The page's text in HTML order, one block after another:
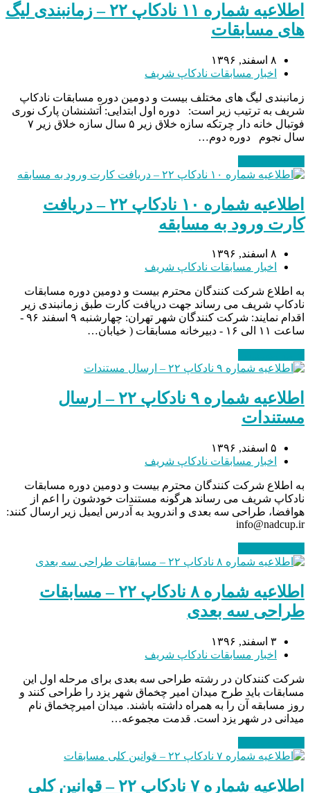
اطلاعیه شماره ۱۱ نادکاپ ۲۲ – زمانبندی لیگ
های مسابقات
۸ اسفند, ۱۳۹۶
اخبار مسابقات نادکاپ شریف
زمانبندی لیگ های مختلف بیست و دومین دوره مسابقات نادکاپ
شریف به ترتیب زیر است: دوره اول ابتدایی: آتشنشان پارک نوری
فوتبال خانه دار چرتکه سازه خلاق زیر ۵ سال سازه خلاق زیر ۷
سال نجوم دوره دوم…
اطلاعیه شماره ۱۰ نادکاپ ۲۲ – دریافت
کارت ورود به مسابقه
۸ اسفند, ۱۳۹۶
اخبار مسابقات نادکاپ شریف
به اطلاع شرکت کنندگان محترم بیست و دومین دوره مسابقات
نادکاپ شریف می رساند جهت دریافت کارت طبق زمانبندی زیر
اقدام نمایند: شرکت کنندگان شهر تهران: چهارشنبه ۹ اسفند ۹۶ -
ساعت ۱۱ الی ۱۶ - دبیرخانه مسابقات ( خیابان…
اطلاعیه شماره ۹ نادکاپ ۲۲ – ارسال
مستندات
۵ اسفند, ۱۳۹۶
اخبار مسابقات نادکاپ شریف
به اطلاع شرکت کنندگان محترم بیست و دومین دوره مسابقات
نادکاپ شریف می رساند هرگونه مستندات خودشون را اعم از
هوافضا، طراحی سه بعدی و اندروید به آدرس ایمیل زیر ارسال کنند:
info@nadcup.ir
اطلاعیه شماره ۸ نادکاپ ۲۲ – مسابقات
طراحی سه بعدی
۳ اسفند, ۱۳۹۶
اخبار مسابقات نادکاپ شریف
شرکت کنندکان در رشته طراحی سه بعدی برای مرحله اول این
مسابقات باید طرح میدان امیر چخماق شهر یزد را طراحی کنند و
روز مسابقه آن را به همراه داشته باشند. میدان امیرچخماق نام
میدانی در شهر یزد است. قدمت مجموعه…
اطلاعیه شماره ۷ نادکاپ ۲۲ – قوانین کلی